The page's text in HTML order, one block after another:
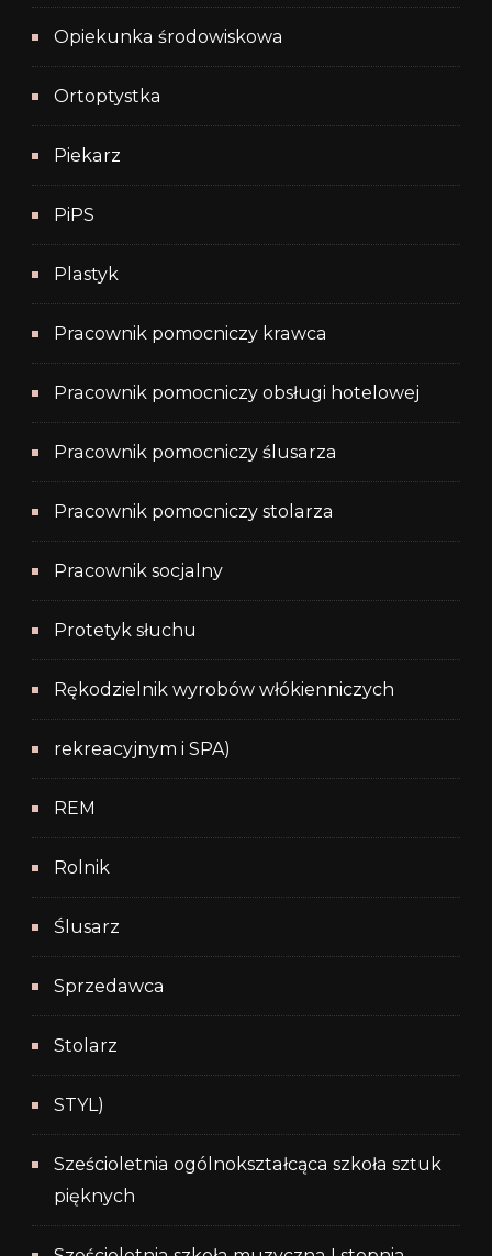
Opiekunka środowiskowa
Ortoptystka
Piekarz
PiPS
Plastyk
Pracownik pomocniczy krawca
Pracownik pomocniczy obsługi hotelowej
Pracownik pomocniczy ślusarza
Pracownik pomocniczy stolarza
Pracownik socjalny
Protetyk słuchu
Rękodzielnik wyrobów włókienniczych
rekreacyjnym i SPA)
REM
Rolnik
Ślusarz
Sprzedawca
Stolarz
STYL)
Sześcioletnia ogólnokształcąca szkoła sztuk
pięknych